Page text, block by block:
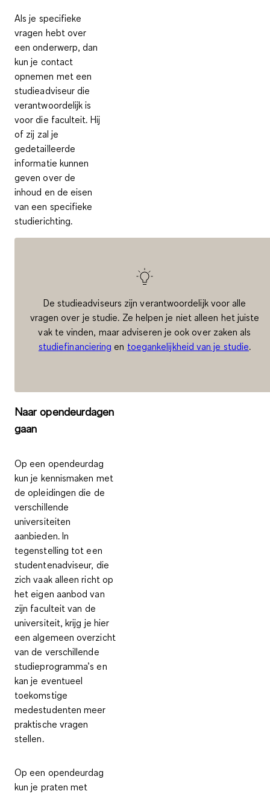
Als je specifieke
vragen hebt over
een onderwerp, dan
kun je contact
opnemen met een
studieadviseur die
verantwoordelijk is
voor die faculteit. Hij
of zij zal je
gedetailleerde
informatie kunnen
geven over de
inhoud en de eisen
van een specifieke
studierichting.
De studieadviseurs zijn verantwoordelijk voor alle
vragen over je studie. Ze helpen je niet alleen het juiste
vak te vinden, maar adviseren je ook over zaken als
studiefinanciering en toegankelijkheid van je studie.
Naar opendeurdagen
gaan
Op een opendeurdag
kun je kennismaken met
de opleidingen die de
verschillende
universiteiten
aanbieden. In
tegenstelling tot een
studentenadviseur, die
zich vaak alleen richt op
het eigen aanbod van
zijn faculteit van de
universiteit, krijg je hier
eenalgemeen overzicht
van de verschillende
studieprogramma’s en
kan je eventueel
toekomstige
medestudenten meer
praktische vragen
stellen.
Op een opendeurdag
kun je praten met